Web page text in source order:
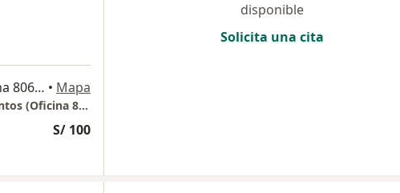
De La Roca De Vergallo 493, oficina 806, Magdalena del Mar • Mapa
Consultorio Pediátrico Dr. Alonso Santos (Oficina 806)
S/ 100
disponible
Solicita una cita